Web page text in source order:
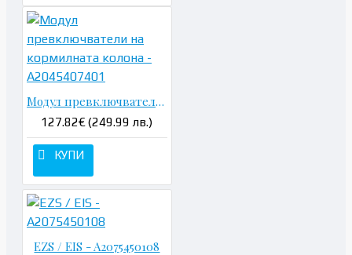
Модул превключватели на кормилната колона - A2045407401
127.82€ (249.99 лв.)
КУПИ
EZS / EIS - A2075450108